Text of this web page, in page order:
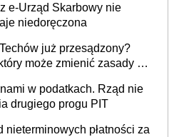
e-Urząd Skarbowy nie
niedoręczona
już przesądzony?
może zmienić zasady gry
w podatkach. Rząd nie
drugiego progu PIT
nieterminowych płatności za